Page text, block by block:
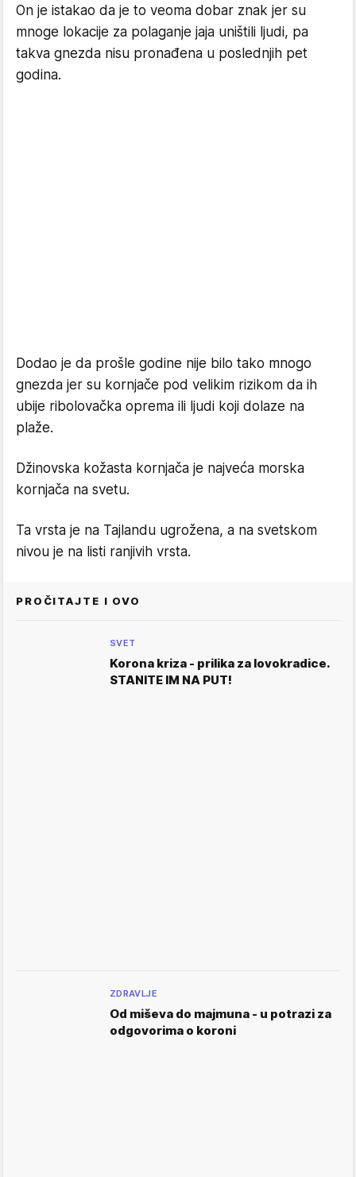
On je istakao da je to veoma dobar znak jer su
mnoge lokacije za polaganje jaja uništili ljudi, pa
takva gnezda nisu pronađena u poslednjih pet
godina.
Dodao je da prošle godine nije bilo tako mnogo
gnezda jer su kornjače pod velikim rizikom da ih
ubije ribolovačka oprema ili ljudi koji dolaze na
plaže.
Džinovska kožasta kornjača je najveća morska
kornjača na svetu.
Ta vrsta je na Tajlandu ugrožena, a na svetskom
nivou je na listi ranjivih vrsta.
PROČITAJTE I OVO
SVET
Korona kriza - prilika za lovokradice.
STANITE IM NA PUT!
ZDRAVLJE
Od miševa do majmuna - u potrazi za
odgovorima o koroni